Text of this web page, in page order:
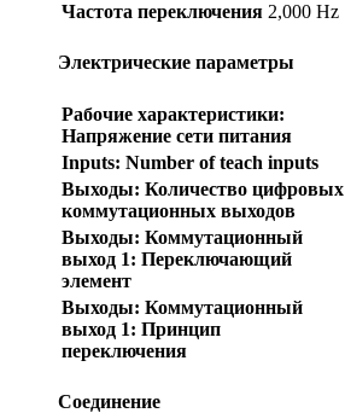
Частота переключения 2,000 Hz
Электрические параметры
Рабочие характеристики:
Напряжение сети питания
Inputs: Number of teach inputs
Выходы: Количество цифровых
коммутационных выходов
Выходы: Коммутационный
выход 1: Переключающий
элемент
Выходы: Коммутационный
выход 1: Принцип
переключения
Соединение